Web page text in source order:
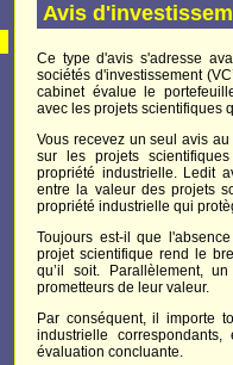
Avis
Ce type d'avis s'adresse
sociétés d'investissement
cabinet évalue le
avec les projets scientifiques
Vous recevez un seul avis
sur les projets
propriété industrielle. Ledit
entre la valeur des projets
propriété industrielle qui
Toujours est-il que
projet scientifique rend le
qu’il soit. Parallèlement,
prometteurs de leur valeur.
Par conséquent, il importe
industrielle
évaluation concluante.